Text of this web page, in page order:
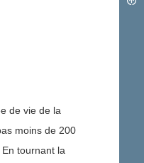
de vie de la
moins de 200
tournant la